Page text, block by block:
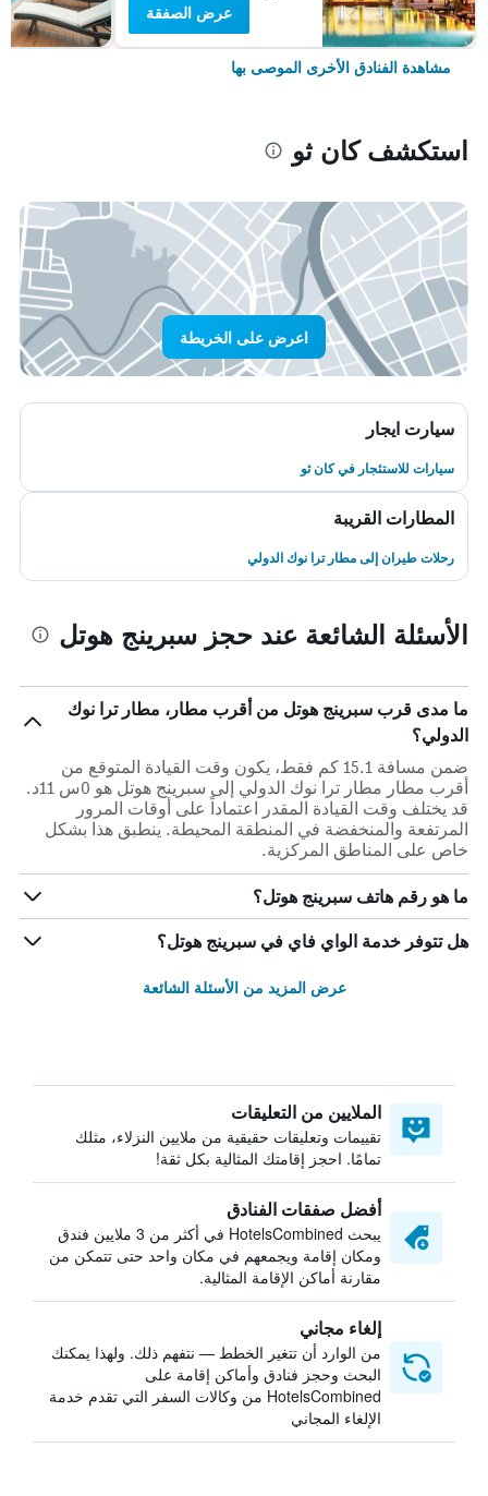
عرض الصفقة
مشاهدة الفنادق الأخرى الموصى بها
استكشف كان ثو
اعرض على الخريطة
سيارت ايجار
سيارات للاستئجار في كان ثو
المطارات القريبة
رحلات طيران إلى مطار ترا نوك الدولي
الأسئلة الشائعة عند حجز سبرينج هوتل
ما مدى قرب سبرينج هوتل من أقرب مطار، مطار ترا نوك
الدولي؟
ضمن مسافة 15.1 كم فقط، يكون وقت القيادة المتوقع من
أقرب مطار مطار ترا نوك الدولي إلى سبرينج هوتل هو 0س 11د.
قد يختلف وقت القيادة المقدر اعتماداً على أوقات المرور
المرتفعة والمنخفضة في المنطقة المحيطة. ينطبق هذا بشكل
خاص على المناطق المركزية.
ما هو رقم هاتف سبرينج هوتل؟
هل تتوفر خدمة الواي فاي في سبرينج هوتل؟
عرض المزيد من الأسئلة الشائعة
الملايين من التعليقات
تقييمات وتعليقات حقيقية من ملايين النزلاء، مثلك
تمامًا. احجز إقامتك المثالية بكل ثقة!
أفضل صفقات الفنادق
يبحث HotelsCombined في أكثر من 3 ملايين فندق
ومكان إقامة ويجمعهم في مكان واحد حتى تتمكن من
مقارنة أماكن الإقامة المثالية.
إلغاء مجاني
من الوارد أن تتغير الخطط — نتفهم ذلك. ولهذا يمكنك
البحث وحجز فنادق وأماكن إقامة على
HotelsCombined من وكالات السفر التي تقدم خدمة
الإلغاء المجاني